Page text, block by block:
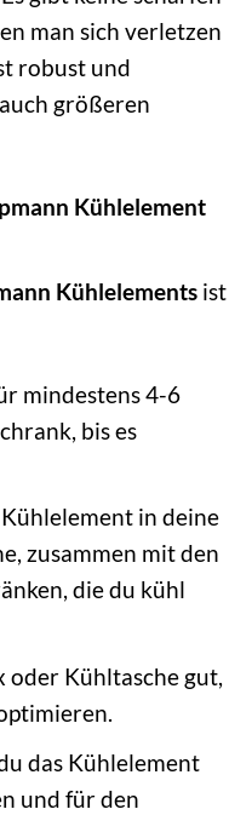
man sich verletzen
robust und
größeren
Kühlelement
Kühlelements ist
mindestens 4-6
bis es
in deine
zusammen mit den
die du kühl
oder Kühltasche gut,
das Kühlelement
und für den